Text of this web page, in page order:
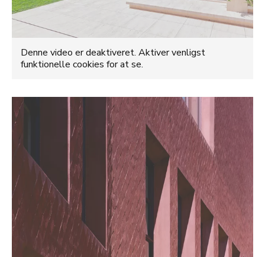
Denne video er deaktiveret. Aktiver venligst
funktionelle cookies for at se.